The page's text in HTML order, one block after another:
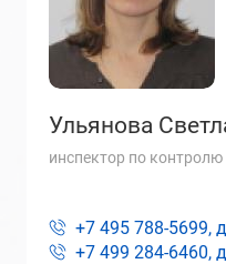
Ульянова
инспектор по
+7 495 788-5699,
+7 499 284-6460,